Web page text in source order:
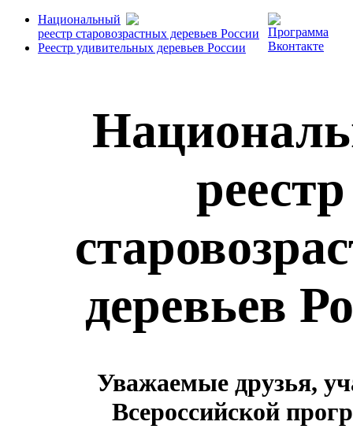
Национальный
реестр старовозрастных деревьев России
Реестр удивительных деревьев России
реестр
деревьев
Уважаемые друзья,
Всероссийской